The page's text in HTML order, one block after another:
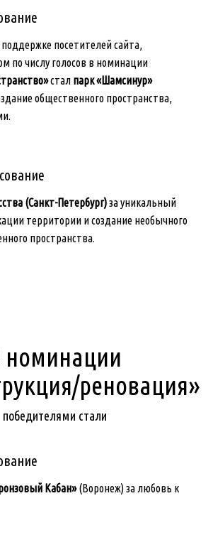
посетителей сайта,
по числу голосов в номинации
стал парк «Шамсинур»
общественного пространства,
(Санкт-Петербург)за уникальный
территории и создание необычного
пространства.
номинации
реновация»
победителями стали
Кабан»(Воронеж) за любовь к